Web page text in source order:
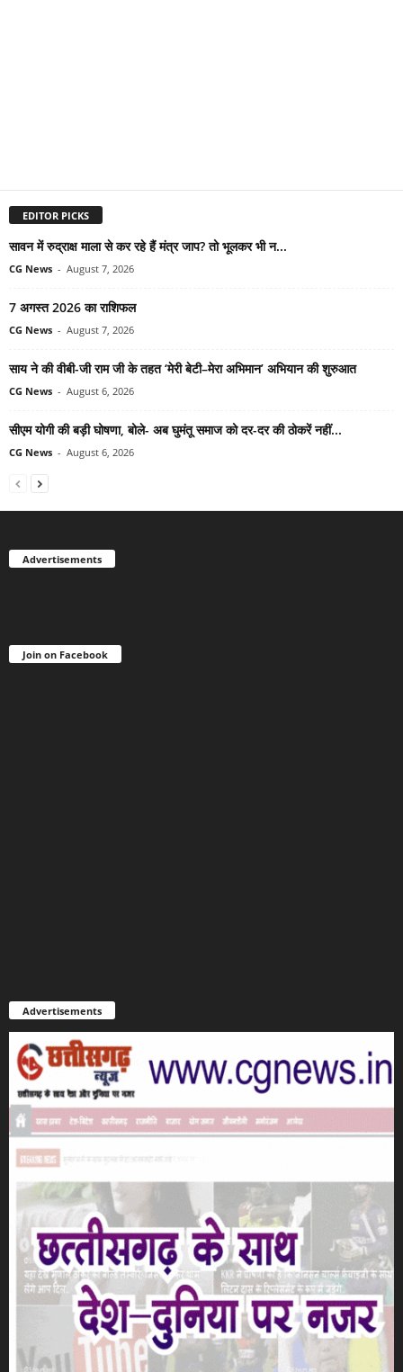
EDITOR PICKS
सावन में रुद्राक्ष माला से कर रहे हैं मंत्र जाप? तो भूलकर भी न...
CG News - August 7, 2026
7 अगस्त 2026 का राशिफल
CG News - August 7, 2026
साय ने की वीबी-जी राम जी के तहत ‘मेरी बेटी–मेरा अभिमान’ अभियान की शुरुआत
CG News - August 6, 2026
सीएम योगी की बड़ी घोषणा, बोले- अब घुमंतू समाज को दर-दर की ठोकरें नहीं...
CG News - August 6, 2026
Advertisements
Join on Facebook
Advertisements